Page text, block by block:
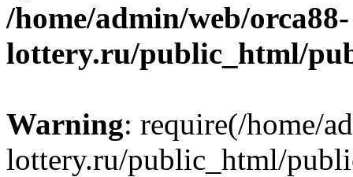
/home/admin/web/orca88-
lottery.ru/public_html/
Warning: require(/home/
lottery.ru/public_html/